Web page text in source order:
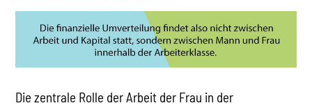
Die zentrale Rolle der Arbeit der Frau in der